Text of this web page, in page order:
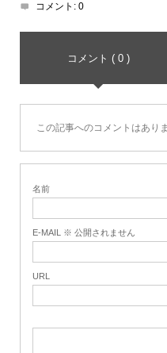
コメント: 0
コメント ( 0 )
この記事へのコメントはありま
名前
E-MAIL ※ 公開されません
URL